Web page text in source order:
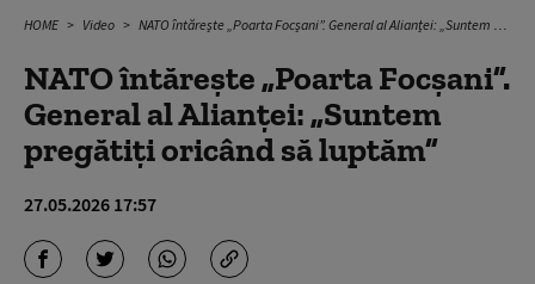
HOME Video NATO întărește „Poarta Focșani”. General al Alianței: „Suntem pregătiți oricând să luptăm”
NATO întărește „Poarta Focșani”.
General al Alianței: „Suntem
pregătiți oricând să luptăm”
27.05.2026 17:57